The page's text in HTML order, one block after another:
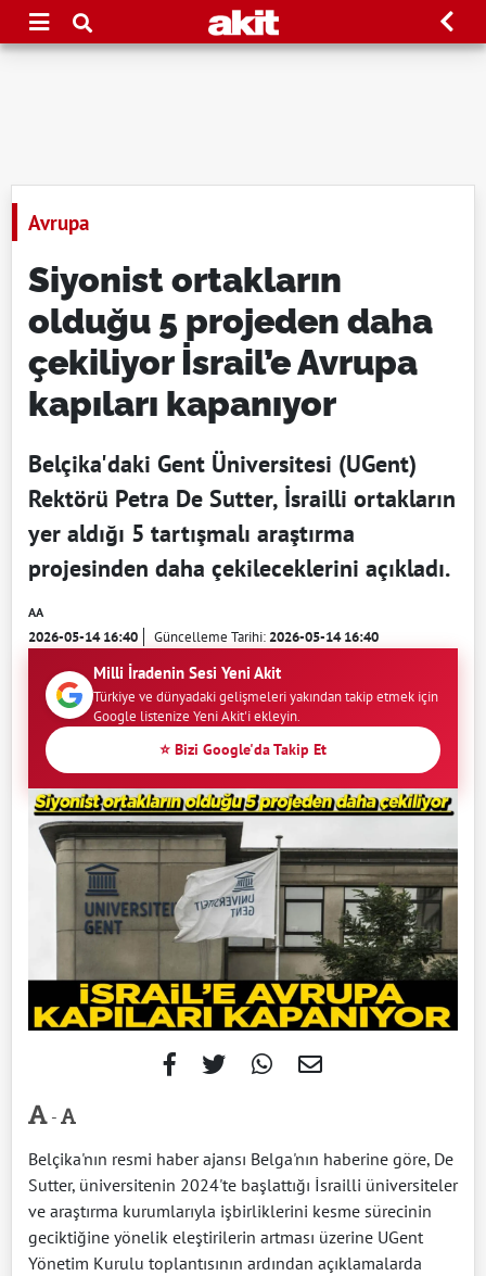
Avrupa
Siyonist ortakların
olduğu 5 projeden daha
çekiliyor İsrail’e Avrupa
kapıları kapanıyor
Belçika'daki Gent Üniversitesi (UGent)
Rektörü Petra De Sutter, İsrailli ortakların
yer aldığı 5 tartışmalı araştırma
projesinden daha çekileceklerini açıkladı.
AA
2026-05-14 16:40 Güncelleme Tarihi:2026-05-14 16:40
Milli İradenin Sesi Yeni Akit
Türkiye ve dünyadaki gelişmeleri yakından takip etmek için
Google listenize Yeni Akit'i ekleyin.
⭐ Bizi Google'da Takip Et
-
Belçika'nın resmi haber ajansı Belga'nın haberine göre, De
Sutter, üniversitenin 2024'te başlattığı İsrailli üniversiteler
ve araştırma kurumlarıyla işbirliklerini kesme sürecinin
geciktiğine yönelik eleştirilerin artması üzerine UGent
Yönetim Kurulu toplantısının ardından açıklamalarda